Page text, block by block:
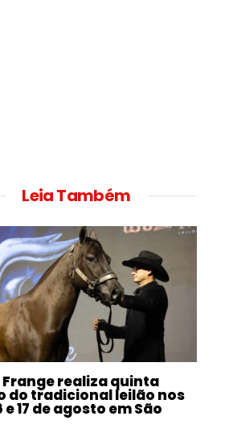
Leia Também
Frange realiza quinta
do tradicional leilão nos
e 17 de agosto em São